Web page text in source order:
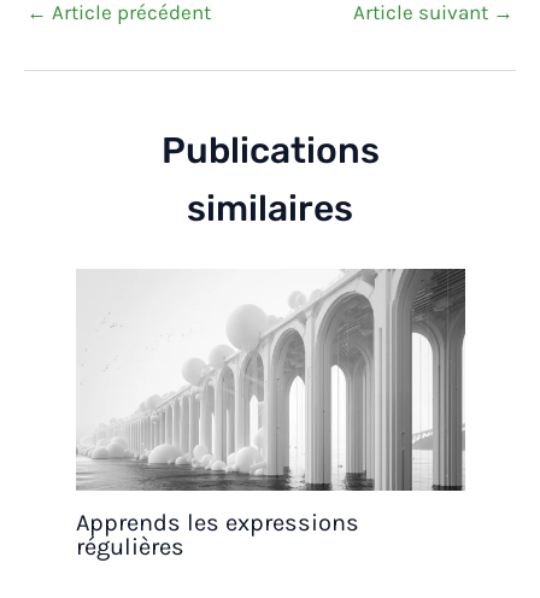
← Article précédent Article suivant →
Publications
similaires
Apprends les expressions
régulières